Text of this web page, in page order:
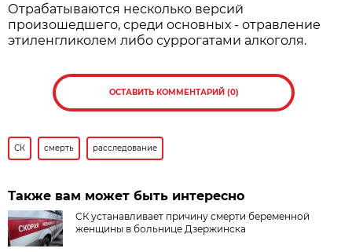
Отрабатываются несколько версий
произошедшего, среди основных - отравление
этиленгликолем либо суррогатами алкоголя.
ОСТАВИТЬ КОММЕНТАРИЙ (0)
СК смерть расследование
Также вам может быть интересно
СК устанавливает причину смерти беременной
женщины в больнице Дзержинска